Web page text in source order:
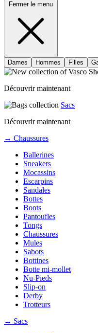
Fermer le menu
Dames Hommes Filles
Découvrir maintenant
Sacs
Découvrir maintenant
→ Chaussures
Ballerines
Sneakers
Mocassins
Escarpins
Sandales
Bottes
Boots
Pantoufles
Tongs
Chaussures
Mules
Sabots
Bottines
Botte mi-mollet
Nu-Pieds
Slip-on
Derby
Trotteurs
→ Sacs